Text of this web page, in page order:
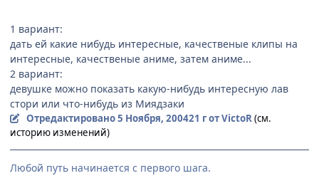
1 вариант:
дать ей какие нибудь интересные, качественые клипы на
интересные, качественые аниме, затем аниме...
2 вариант:
девушке можно показать какую-нибудь интересную лав
стори или что-нибудь из Миядзаки
Отредактировано5 Ноября, 200421 гот VictoR(см.
историю изменений)
Любой путь начинается с первого шага.